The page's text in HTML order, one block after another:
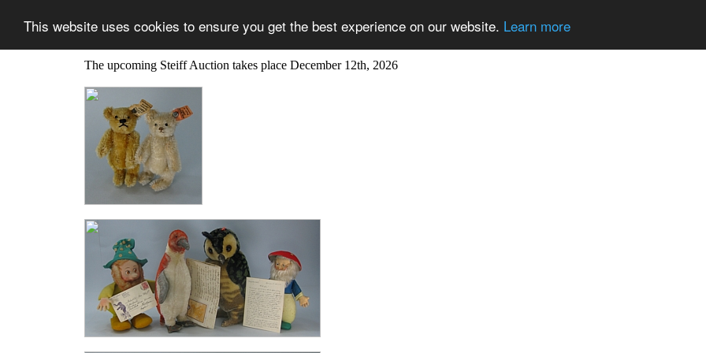
This website uses cookies to ensure you get the best experience on our website. Learn more
The upcoming Steiff Auction takes place December 12th, 2026